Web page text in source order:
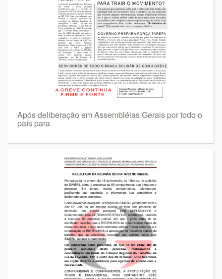
Após deliberação em Assembléias Gerais por todo o
país para